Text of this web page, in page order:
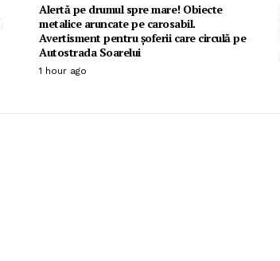
Alertă pe drumul spre mare! Obiecte
metalice aruncate pe carosabil.
Avertisment pentru șoferii care circulă pe
Autostrada Soarelui
1 hour ago